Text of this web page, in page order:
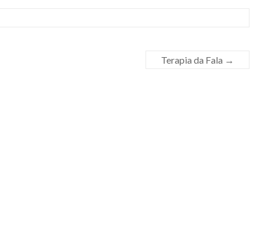
Terapia da Fala →